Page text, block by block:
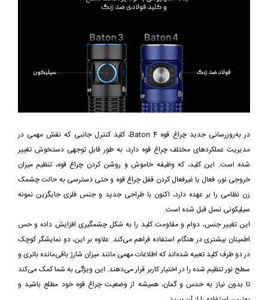
در به‌روزرسانی جدید چراغ قوه Baton 4، کلید کنترل جانبی که نقش مهمی در
مدیریت عملکردهای مختلف چراغ قوه دارد، به طور قابل توجهی دستخوش تغییر
شده است. این کلید، که وظیفه خاموش و روشن کردن چراغ قوه، تنظیم میزان
خروجی نور، فعال یا غیرفعال کردن قفل چراغ قوه و حتی دسترسی به حالت چشمک
زن نظامی را بر عهده دارد، اکنون با طراحی جدید و جنس فلزی جایگزین نمونه
سیلیکونی نسل قبل شده است.
این تغییر جنس، دوام و مقاومت کلید را به شکل چشمگیری افزایش داده و حس
اطمینان بیشتری در هنگام استفاده فراهم می‌کند. علاوه بر این، دو نمایشگر کوچک
در دو طرف کلید تعبیه شده‌اند که اطلاعات مهمی مانند میزان شارژ باقی‌مانده باتری و
سطح نور تنظیم شده را در اختیار کاربر قرار می‌دهند. این ویژگی به شما کمک می‌کند
تا بدون نیاز به حدس و گمان، همیشه از وضعیت چراغ قوه خود مطلع باشید و